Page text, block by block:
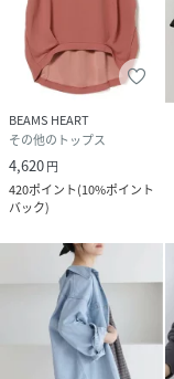
BEAMS HEART
その他のトップス
4,620円
420ポイント(10%ポイント
バック)